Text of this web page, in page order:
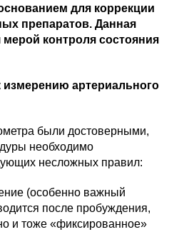
для коррекции
препаратов. Данная
мерой контроля состояния
измерению артериального
были достоверными,
необходимо
несложных правил:
(особенно важный
после пробуждения,
и тоже «фиксированное»